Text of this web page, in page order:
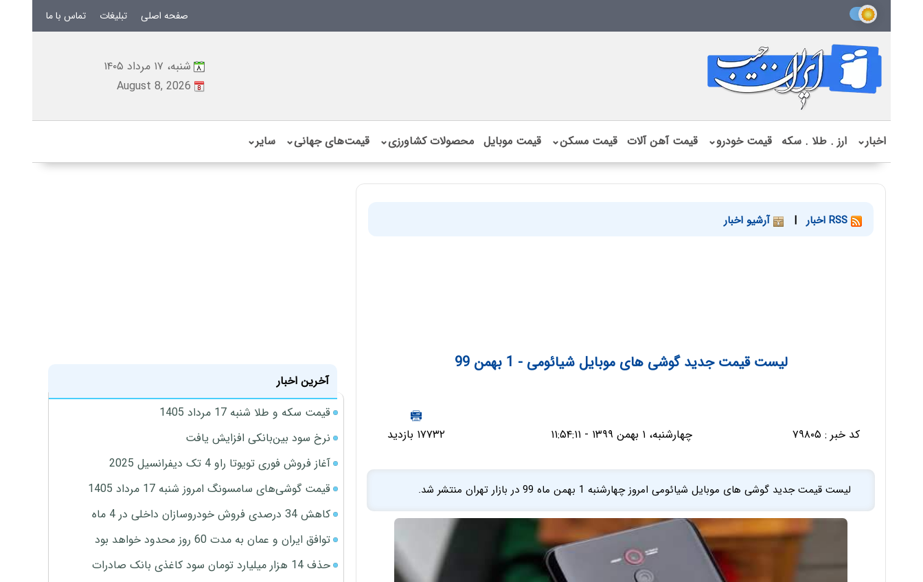
صفحه اصلی تبلیغات تماس با ما
شنبه، ۱۷ مرداد ۱۴۰۵
August 8, 2026
اخبار⌄ ارز . طلا . سکه قیمت خودرو⌄ قیمت آهن آلات قیمت مسکن⌄ قیمت موبایل محصولات کشاورزی⌄ قیمت‌های جهانی⌄ سایر⌄
| آرشیو اخبار
لیست قیمت جدید گوشی های موبایل شیائومی - 1 بهمن 99
کد خبر : ۷۹۸۰۵ چهارشنبه، ۱ بهمن ۱۳۹۹ - ۱۱:۵۴:۱۱ ۱۷۷۳۲ بازدید
لیست قیمت جدید گوشی ‌های موبایل شیائومی امروز چهارشنبه 1 بهمن ماه 99 در بازار تهران منتشر شد.
آخرین اخبار
قیمت سکه و طلا شنبه 17 مرداد 1405
نرخ سود بین‌بانکی افزایش یافت
آغاز فروش فوری تویوتا راو 4 تک دیفرانسیل 2025
قیمت گوشی‌های سامسونگ امروز شنبه 17 مرداد 1405
کاهش 34 درصدی فروش خودروسازان داخلی در 4 ماه
توافق ایران و عمان به مدت 60 روز محدود خواهد بود
حذف 14 هزار میلیارد تومان سود کاغذی بانک صادرات